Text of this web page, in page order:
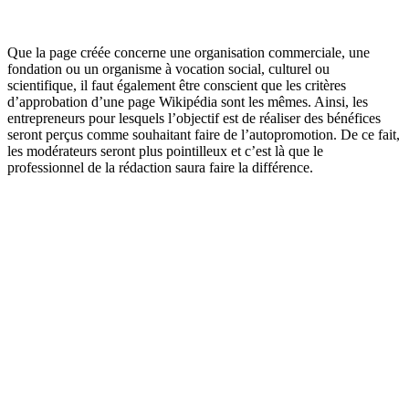
Que la page créée concerne une organisation commerciale, une
fondation ou un organisme à vocation social, culturel ou
scientifique, il faut également être conscient que les critères
d’approbation d’une page Wikipédia sont les mêmes. Ainsi, les
entrepreneurs pour lesquels l’objectif est de réaliser des bénéfices
seront perçus comme souhaitant faire de l’autopromotion. De ce fait,
les modérateurs seront plus pointilleux et c’est là que le
professionnel de la rédaction saura faire la différence.